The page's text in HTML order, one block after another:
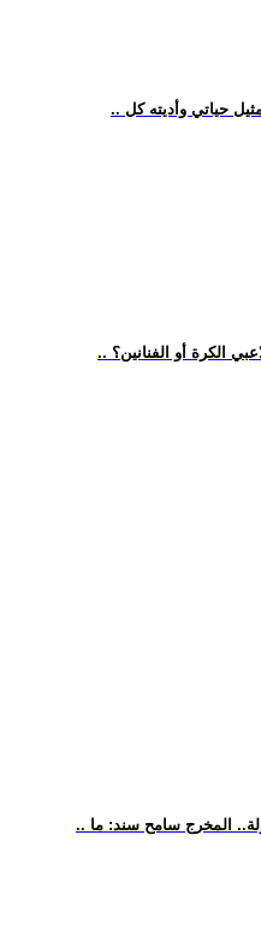
حياتي وأديته كل
الكرة أو الفنانين؟
المخرج سامح سند: ما